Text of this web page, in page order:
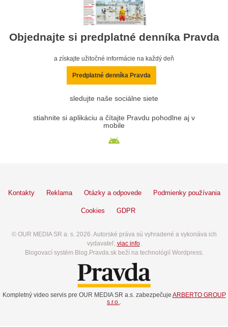
Objednajte si predplatné denníka Pravda
a získajte užitočné informácie na každý deň
Predplatné denníka Pravda
sledujte naše sociálne siete
stiahnite si aplikáciu a čítajte Pravdu pohodlne aj v
mobile
Kontakty Reklama Otázky a odpovede Podmienky používania
Cookies GDPR
© OUR MEDIA SR a. s. 2026. Autorské práva sú vyhradené a vykonáva ich
vydavateľ, viac info.
Blogovací systém Blog.Pravda.sk beží na technológií Wordpress.
Kompletný video servis pre OUR MEDIA SR a.s. zabezpečuje ARBERTO GROUP
s.r.o.